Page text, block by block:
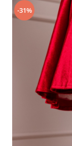
Pijamale Baieti
Pijamale Fetite
-31%